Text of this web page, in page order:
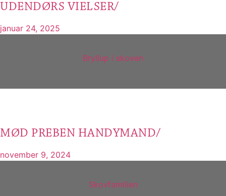
UDENDØRS VIELSER/
januar 24, 2025
Bryllup i skoven
MØD PREBEN HANDYMAND/
november 9, 2024
Skovfamilien